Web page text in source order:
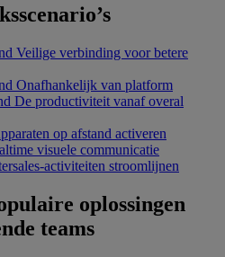
Veilige verbinding voor betere
Onafhankelijk van platform
De productiviteit vanaf overal
op afstand activeren
visuele communicatie
activiteiten stroomlijnen
oplossingen
teams